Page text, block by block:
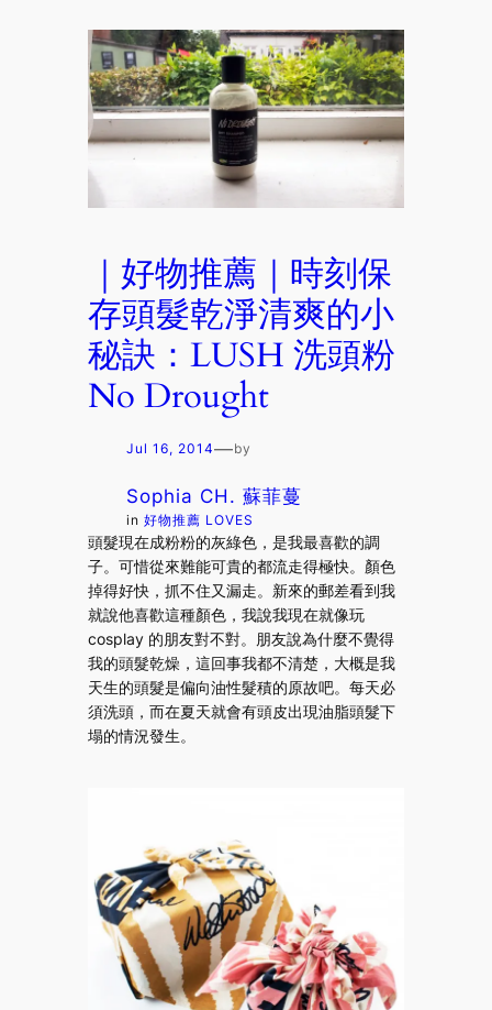
｜好物推薦｜時刻保
存頭髮乾淨清爽的小
秘訣：LUSH 洗頭粉
No Drought
Jul 16, 2014—by
Sophia CH. 蘇菲蔓
in好物推薦 LOVES
頭髮現在成粉粉的灰綠色，是我最喜歡的調
子。可惜從來難能可貴的都流走得極快。顏色
掉得好快，抓不住又漏走。新來的郵差看到我
就說他喜歡這種顏色，我說我現在就像玩
cosplay 的朋友對不對。朋友說為什麼不覺得
我的頭髮乾燥，這回事我都不清楚，大概是我
天生的頭髮是偏向油性髮積的原故吧。每天必
須洗頭，而在夏天就會有頭皮出現油脂頭髮下
塌的情況發生。